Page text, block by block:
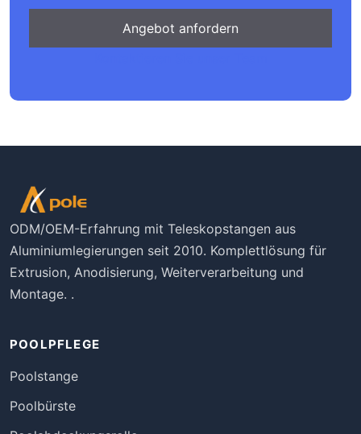
Angebot anfordern
ODM/OEM-Erfahrung mit Teleskopstangen aus
Aluminiumlegierungen seit 2010. Komplettlösung für
Extrusion, Anodisierung, Weiterverarbeitung und
Montage. .
POOLPFLEGE
Poolstange
Poolbürste